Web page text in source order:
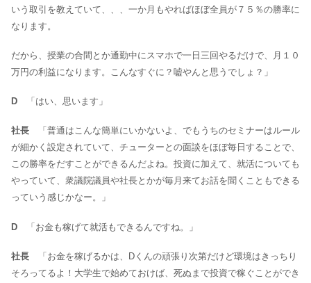
いう取引を教えていて、、、一か月もやればほぼ全員が７５％の勝率に
なります。
だから、授業の合間とか通勤中にスマホで一日三回やるだけで、月１０
万円の利益になります。こんなすぐに？嘘やんと思うでしょ？」
D 「はい、思います」
社長
「普通はこんな簡単にいかないよ、でもうちのセミナーはルール
が細かく設定されていて、チューターとの面談をほぼ毎日することで、
この勝率をだすことができるんだよね。投資に加えて、就活についても
やっていて、衆議院議員や社長とかが毎月来てお話を聞くこともできる
っていう感じかなー。」
D 「お金も稼げて就活もできるんですね。」
社長 「お金を稼げるかは、Dくんの頑張り次第だけど環境はきっちり
そろってるよ！大学生で始めておけば、死ぬまで投資で稼ぐことができ